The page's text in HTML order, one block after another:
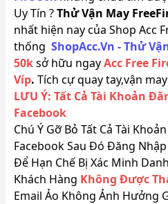
Uy Tín ?Thử Vận May
nhất hiện nay của Shop Acc
thống ShopAcc.Vn - Thử
50ksở hữu ngayAcc Free
Víp. Tích cự quay tay,vận
LƯU Ý: Tất Cả Tài Khoản
Facebook
Chú Ý Gỡ Bỏ Tất Cả Tài
Facebook Sau Đó Đăng
Để Hạn Chế Bị Xác Minh
Khách Hàng Không Được
Email Ảo Không Ảnh Hưởng